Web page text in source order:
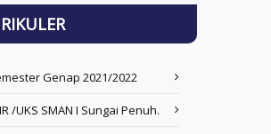
Genap 2021/2022
/UKS SMAN I Sungai Penuh.